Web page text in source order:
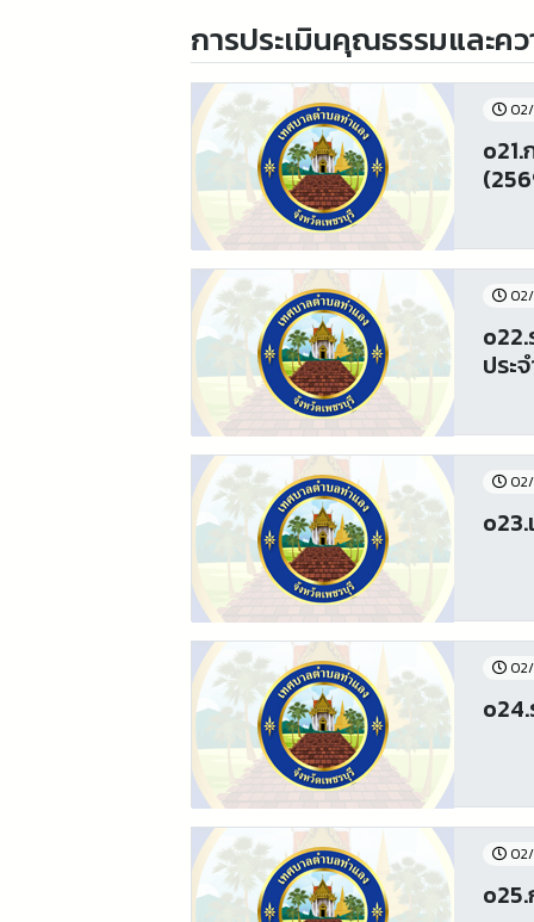
การประเมินคุณธรรมและค
ประ